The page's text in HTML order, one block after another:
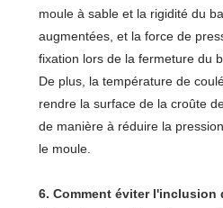
moule à sable et la rigidité du
augmentées, et la force de
fixation lors de la fermeture du
De plus, la température de
rendre la surface de la croûte
de manière à réduire la
le moule.
6. Comment éviter l'inclusion